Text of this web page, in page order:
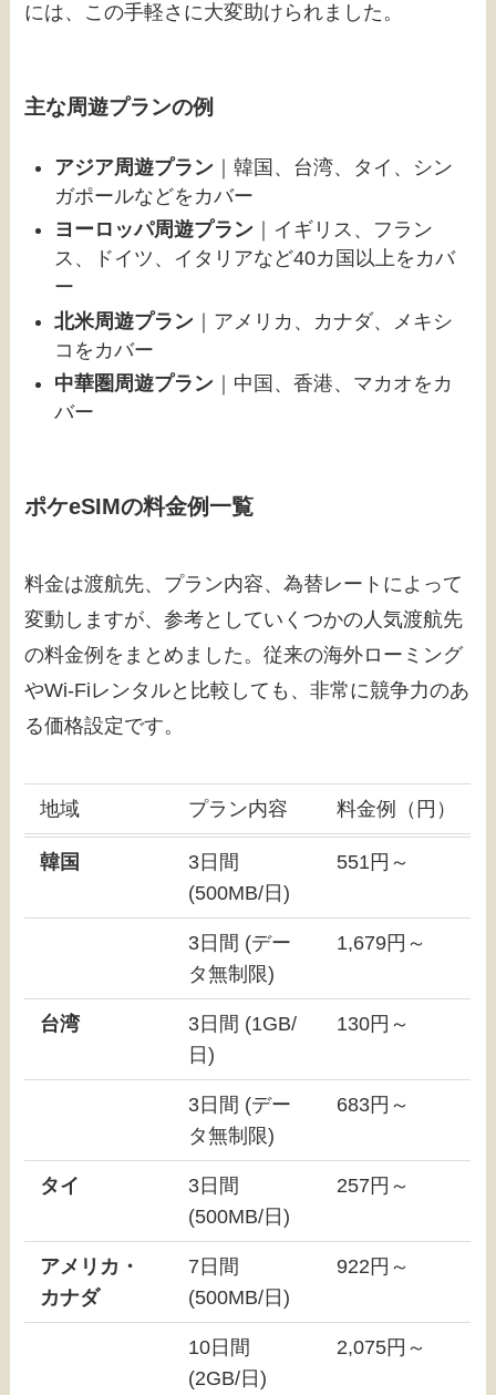
には、この手軽さに大変助けられました。
主な周遊プランの例
アジア周遊プラン ｜韓国、台湾、タイ、シン
ガポールなどをカバー
ヨーロッパ周遊プラン ｜イギリス、フラン
ス、ドイツ、イタリアなど40カ国以上をカバ
ー
北米周遊プラン ｜アメリカ、カナダ、メキシ
コをカバー
中華圏周遊プラン ｜中国、香港、マカオをカ
バー
ポケeSIMの料金例一覧
料金は渡航先、プラン内容、為替レートによって
変動しますが、参考としていくつかの人気渡航先
の料金例をまとめました。従来の海外ローミング
やWi-Fiレンタルと比較しても、非常に競争力のあ
る価格設定です。
地域 プラン内容 料金例（円）
韓国
3日間
(500MB/日)
551円～
3日間 (デー
タ無制限)
1,679円～
台湾
3日間 (1GB/
日)
130円～
3日間 (デー
タ無制限)
683円～
タイ
3日間
(500MB/日)
257円～
アメリカ・
カナダ
7日間
(500MB/日)
922円～
10日間
(2GB/日)
2,075円～